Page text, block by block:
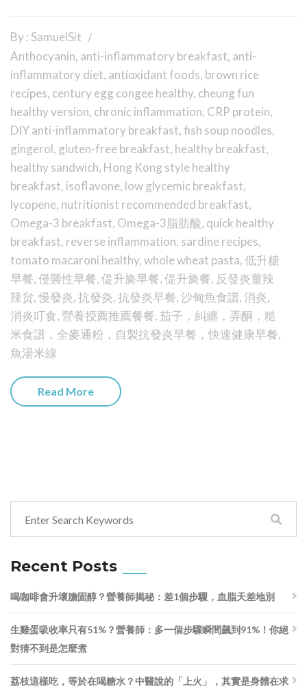
By : SamuelSit
Anthocyanin, anti-inflammatory breakfast, anti-
inflammatory diet, antioxidant foods, brown rice
recipes, century egg congee healthy, cheung fun
healthy version, chronic inflammation, CRP protein,
DIY anti-inflammatory breakfast,fish soup noodles,
gingerol, gluten-free breakfast, healthy breakfast,
healthy sandwich, Hong Kong style healthy
breakfast, isoflavone, low glycemic breakfast,
lycopene, nutritionist recommended breakfast,
Omega-3 breakfast, Omega-3脂肪酸, quick healthy
breakfast, reverse inflammation, sardine recipes,
tomato macaroni healthy,whole wheat pasta,低升糖
早餐,侵襲性早餐,偍升旖早餐,偍升旖餐, 反發炎薑辣
辣贠,慢發炎,抗發炎,抗發炎早餐, 沙甸魚食譜, 消炎,
消炎叮食,營養授薦推薦餐餐,茄子，糾纏，弄酮，糙
米食譜，全麥通粉，自製抗發炎早餐，快速健康早餐,
魚湯米線
Read More
Recent Posts
喝咖啡會升壞膽固醇？營養師揭秘：差1個步驟，血脂天差地別
生雞蛋吸收率只有51%？營養師：多一個步驟瞬間飆到91%！你絕
對猜不到是怎麼煮
荔枝這樣吃，等於在喝糖水？中醫說的「上火」，其實是身體在求